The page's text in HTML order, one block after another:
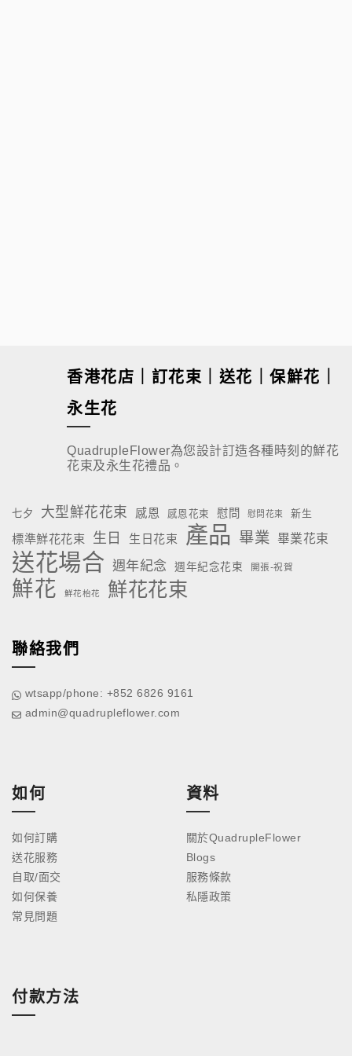
香港花店｜訂花束｜送花｜保鮮花｜
永生花
QuadrupleFlower為您設計訂造各種時刻的鮮花
花束及永生花禮品。
七夕 大型鮮花花束 感恩 感恩花束 慰問 慰問花束 新生
標準鮮花花束 生日 生日花束 產品 畢業 畢業花束
送花場合 週年紀念 週年紀念花束 開張-祝賀
鮮花 鮮花枱花 鮮花花束
聯絡我們
wtsapp/phone: +852 6826 9161
admin@quadrupleflower.com
如何
如何訂購
送花服務
自取/面交
如何保養
常見問題
資料
關於QuadrupleFlower
Blogs
服務條款
私隱政策
付款方法